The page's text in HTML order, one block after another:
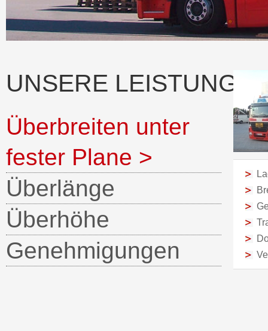
UNSERE
Überbreiten unter
fester Plane >
Überlänge
Überhöhe
Genehmigungen